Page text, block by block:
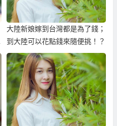
大陸新娘嫁到台灣都是為了錢；
到大陸可以花點錢來隨便挑！？